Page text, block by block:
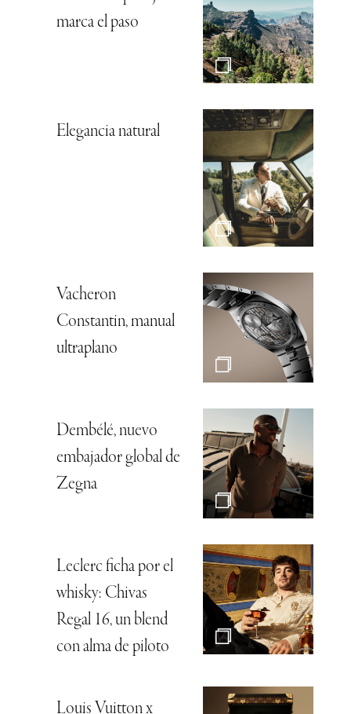
marca el paso
Elegancia natural
Vacheron
Constantin, manual
ultraplano
Dembélé, nuevo
embajador global de
Zegna
Leclerc ficha por el
whisky: Chivas
Regal 16, un blend
con alma de piloto
Louis Vuitton x